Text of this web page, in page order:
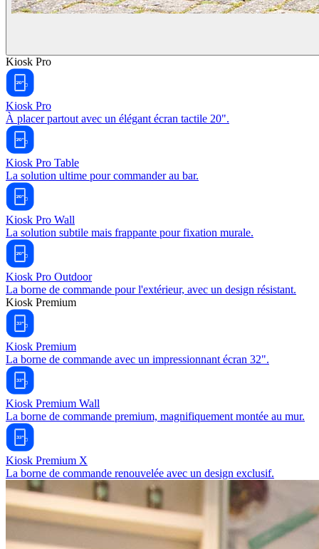
Kiosk Pro
Kiosk Pro
À placer partout avec un élégant écran tactile 20".
Kiosk Pro Table
La solution ultime pour commander au bar.
Kiosk Pro Wall
La solution subtile mais frappante pour fixation murale.
Kiosk Pro Outdoor
La borne de commande pour l'extérieur, avec un design résistant.
Kiosk Premium
Kiosk Premium
La borne de commande avec un impressionnant écran 32".
Kiosk Premium Wall
La borne de commande premium, magnifiquement montée au mur.
Kiosk Premium X
La borne de commande renouvelée avec un design exclusif.